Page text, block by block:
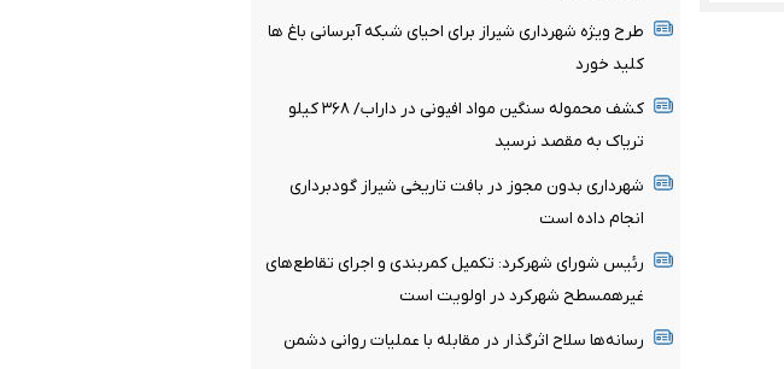
طرح ویژه شهرداری شیراز برای احیای شبکه آبرسانی باغ ها
کلید خورد
کشف محموله سنگین مواد افیونی در داراب/ ۳۶۸ کیلو
تریاک به مقصد نرسید
شهرداری بدون مجوز در بافت تاریخی شیراز گودبرداری
انجام داده است
رئیس شورای شهرکرد: تکمیل کمربندی و اجرای تقاطع‌های
غیرهمسطح شهرکرد در اولویت است
رسانه‌ها سلاح اثرگذار در مقابله با عملیات روانی دشمن